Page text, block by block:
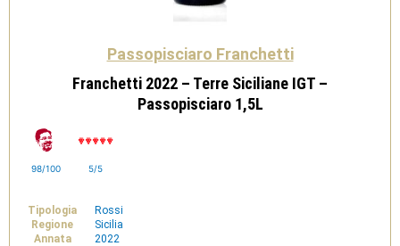
Passopisciaro Franchetti
Franchetti 2022 – Terre Siciliane IGT –
Passopisciaro 1,5L
98/100 5/5
Tipologia
Rossi
Regione
Sicilia
Annata
2022